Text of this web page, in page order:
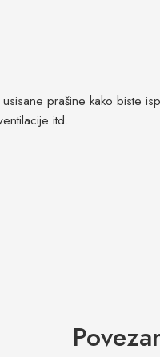
prašine kako biste
itd.